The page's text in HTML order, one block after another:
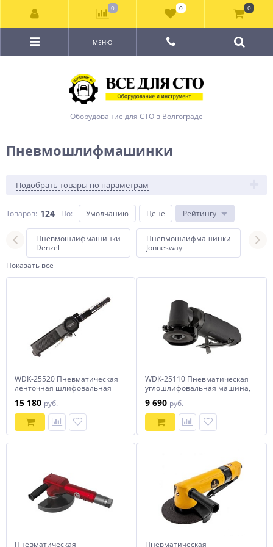
Оборудование для СТО в Волгограде
МЕНЮ
Пневмошлифмашинки
Подобрать товары по параметрам
Товаров: 124 По: Умолчанию Цене Рейтингу
Пневмошлифмашинки
Denzel
Пневмошлифмашинки
Jonnesway
Показать все
WDK-25520 Пневматическая
ленточная шлифовальная
Об/мин.
15 180 руб.
WDK-25110 Пневматическая
углошлифовальная машина,
9 690 руб.
Пневматическая
Пневматическая
0 0 0